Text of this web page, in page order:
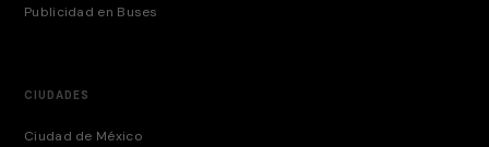
Publicidad en Buses
CIUDADES
Ciudad de México